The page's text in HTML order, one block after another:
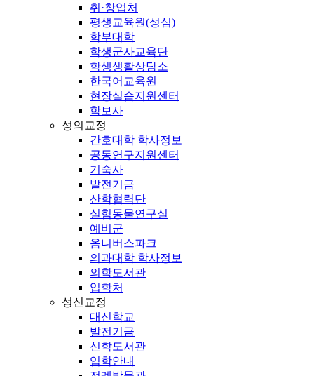
취·창업처
평생교육원(성심)
학부대학
학생군사교육단
학생생활상담소
한국어교육원
현장실습지원센터
학보사
성의교정
간호대학 학사정보
공동연구지원센터
기숙사
발전기금
산학협력단
실험동물연구실
예비군
옴니버스파크
의과대학 학사정보
의학도서관
입학처
성신교정
대신학교
발전기금
신학도서관
입학안내